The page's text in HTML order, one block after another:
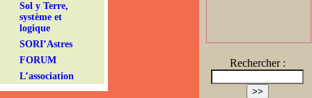
Sol y Terre,
système et
logique
SORI’Astres
FORUM
L’association
Rechercher :